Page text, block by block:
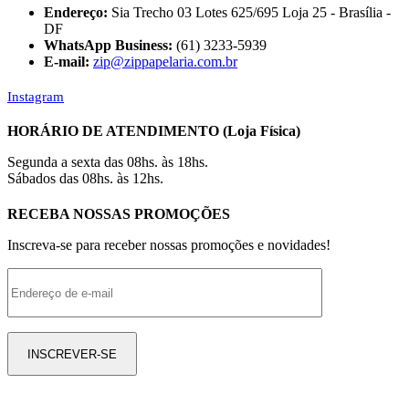
Endereço: Sia Trecho 03 Lotes 625/695 Loja 25 - Brasília -
DF
WhatsApp Business: (61) 3233-5939
E-mail: zip@zippapelaria.com.br
Instagram
HORÁRIO DE ATENDIMENTO (Loja Física)
Segunda a sexta das 08hs. às 18hs.
Sábados das 08hs. às 12hs.
RECEBA NOSSAS PROMOÇÕES
Inscreva-se para receber nossas promoções e novidades!